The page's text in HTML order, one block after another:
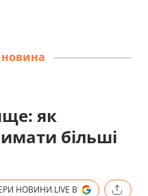
новина
як
більші
НОВИНИ.LIVE В